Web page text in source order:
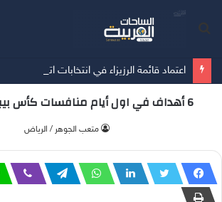
اعتماد قائمة الرزيزاء في انتخابات اتحاد كرة القدم
6 أهداف في اول أيام منافسات كأس بيبسي الشرقية
متعب الجوهر / الرياض